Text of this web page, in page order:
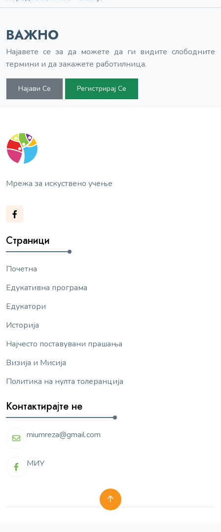
ВАЖНО
Најавете се за да можете да ги видите слободните
термини и да закажете работилница.
Најави Се Регистрирај Се
Мрежа за искуствено учење
Страници
Почетна
Едукативна програма
Едукатори
Историја
Најчесто поставувани прашања
Визија и Мисија
Политика на нулта толеранција
Контактирајте не
miumreza@gmail.com
МИУ